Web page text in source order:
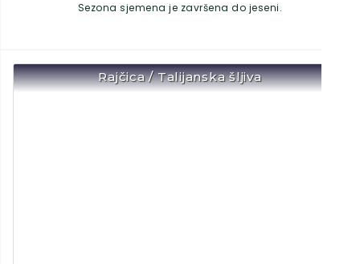
Sezona sjemena je završena do jeseni.
Rajčica / Talijanska šljiva